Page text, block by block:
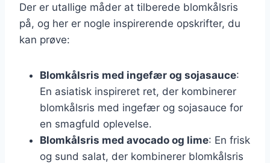
Der er utallige måder at tilberede blomkålsris
på, og her er nogle inspirerende opskrifter, du
kan prøve:
Blomkålsris med ingefær og sojasauce:
En asiatisk inspireret ret, der kombinerer
blomkålsris med ingefær og sojasauce for
en smagfuld oplevelse.
Blomkålsris med avocado og lime: En frisk
og sund salat, der kombinerer blomkålsris